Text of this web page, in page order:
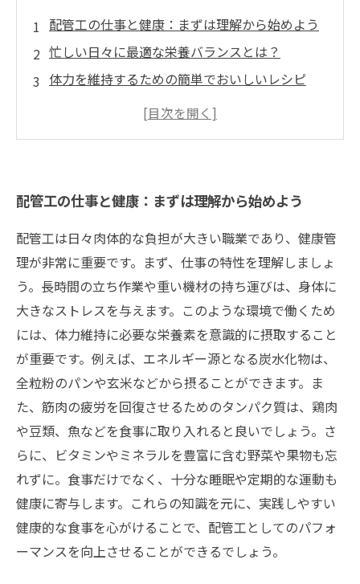
配管工の仕事と健康：まずは理解から始めよう
忙しい日々に最適な栄養バランスとは？
体力を維持するための簡単でおいしいレシピ
健康管理の秘訣：食事とライフスタイルの調和
デザインしよう
配管工の仕事と健康：まずは理解から始めよう
配管工は日々肉体的な負担が大きい職業であり、健康管
理が非常に重要です。まず、仕事の特性を理解しましょ
う。長時間の立ち作業や重い機材の持ち運びは、身体に
大きなストレスを与えます。このような環境で働くため
には、体力維持に必要な栄養素を意識的に摂取すること
が重要です。例えば、エネルギー源となる炭水化物は、
全粒粉のパンや玄米などから摂ることができます。ま
た、筋肉の疲労を回復させるためのタンパク質は、鶏肉
や豆類、魚などを食事に取り入れると良いでしょう。さ
らに、ビタミンやミネラルを豊富に含む野菜や果物も忘
れずに。食事だけでなく、十分な睡眠や定期的な運動も
健康に寄与します。これらの知識を元に、実践しやすい
健康的な食事を心がけることで、配管工としてのパフォ
ーマンスを向上させることができるでしょう。